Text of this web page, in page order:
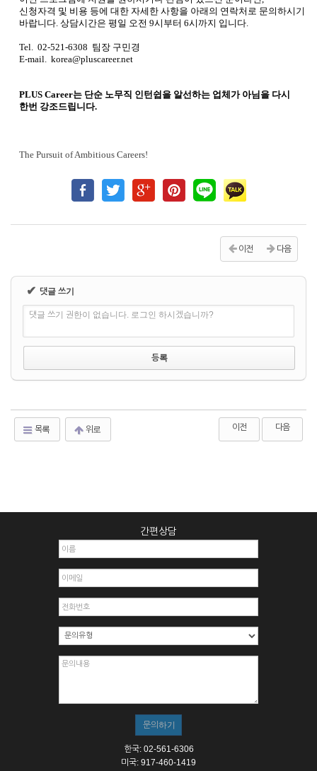
신청자격 및 비용 등에 대한 자세한 사항을 아래의 연락처로 문의하시기
바랍니다. 상담시간은 평일 오전 9시부터 6시까지 입니다.
Tel. 02-521-6308 팀장 구민경
E-mail. korea@pluscareer.net
PLUS Career는 단순 노무직 인턴쉽을 알선하는 업체가 아님을 다시
한번 강조드립니다.
The Pursuit of Ambitious Careers!
이전 다음
✔ 댓글 쓰기
댓글 쓰기 권한이 없습니다. 로그인 하시겠습니까?
목록 위로 이전 다음
간편상담
한국: 02-561-6306
미국: 917-460-1419